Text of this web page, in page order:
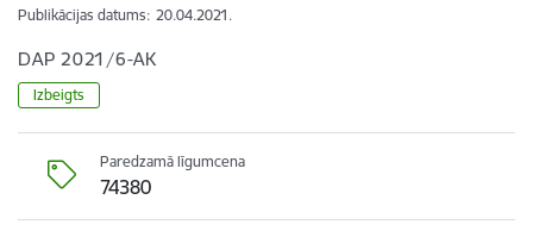
Publikācijas datums: 20.04.2021.
DAP 2021/6-AK
Izbeigts
Paredzamā līgumcena
74380